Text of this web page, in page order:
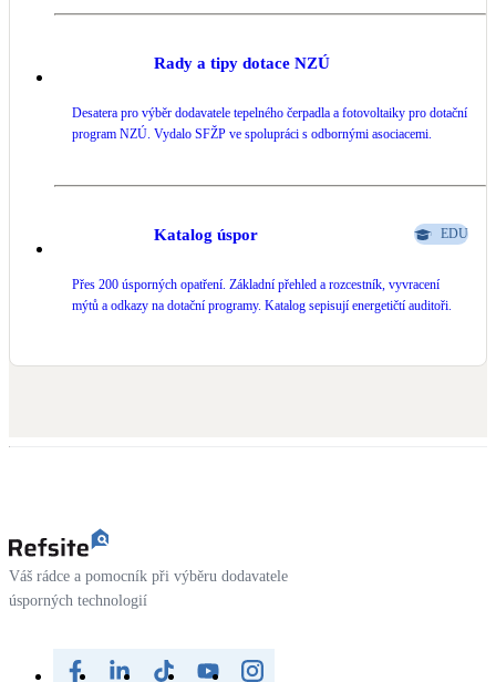
Akumulace dešťovky
Zelená střecha NEW
Vegetační střechy
Malé i velké turbíny
Rady a tipy dotace NZÚ
Desatera pro výběr dodavatele tepelného čerpadla a fotovoltaiky pro dotační
program NZÚ. Vydalo SFŽP ve spolupráci s odbornými asociacemi.
Katalog úspor EDU
Přes 200 úsporných opatření. Základní přehled a rozcestník, vyvracení
mýtů a odkazy na dotační programy. Katalog sepisují energetičtí auditoři.
Váš rádce a pomocník při výběru dodavatele
úsporných technologií